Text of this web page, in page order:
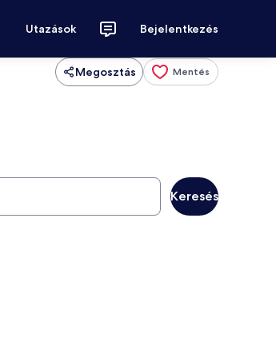
Utazások Bejelentkezés
Megosztás Mentés
Keresés